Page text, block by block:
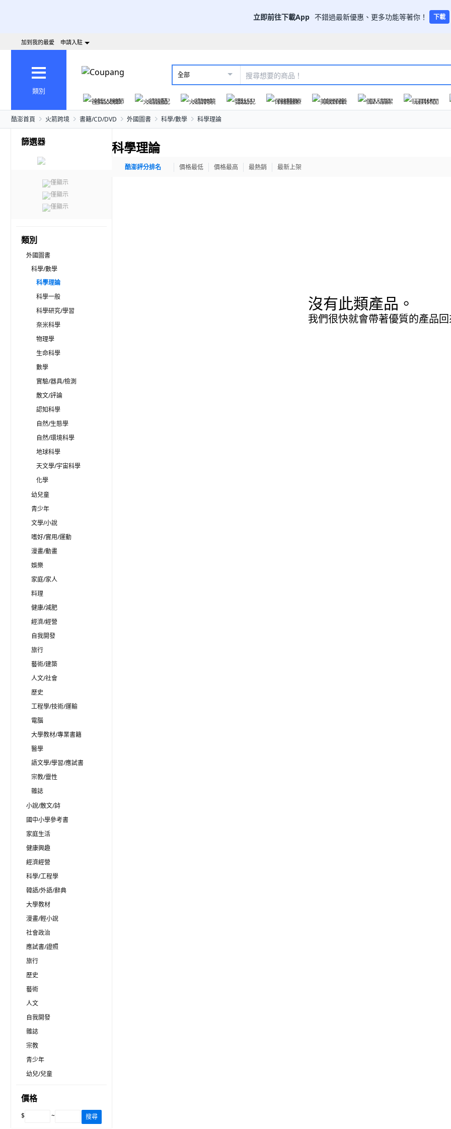
立即前往下載App 不錯過最新優惠、更多功能等著你！ 下載
加到我的最愛 申請入駐
類別
全部
爸氣父親節 火箭速配 火箭跨境 嬰幼兒 保健醫療 美妝保養 個人清潔 玩具休閒
酷澎首頁 火箭跨境 書籍/CD/DVD 外國圖書 科學/數學 科學理論
篩選器
僅顯示
僅顯示
僅顯示
類別
外國圖書
科學/數學
科學理論
科學一般
科學研究/學習
奈米科學
物理學
生命科學
數學
實驗/器具/檢測
散文/評論
認知科學
自然/生態學
自然/環境科學
地球科學
天文學/宇宙科學
化學
幼兒童
青少年
文學/小說
嗜好/實用/運動
漫畫/動畫
娛樂
家庭/家人
料理
健康/減肥
經濟/經營
自我開發
旅行
藝術/建築
人文/社會
歷史
工程學/技術/運輸
電腦
大學教材/專業書籍
醫學
語文學/學習/應試書
宗教/靈性
雜誌
小說/散文/詩
國中小學參考書
家庭生活
健康興趣
經濟經營
科學/工程學
韓語/外語/辭典
大學教材
漫畫/輕小說
社會政治
應試書/證照
旅行
歷史
藝術
人文
自我開發
雜誌
宗教
青少年
幼兒/兒童
價格
$ ~ 搜尋
科學理論
酷澎評分排名 價格最低 價格最高 最熱銷 最新上架
沒有此類產品。
我們很快就會帶著優質的產品